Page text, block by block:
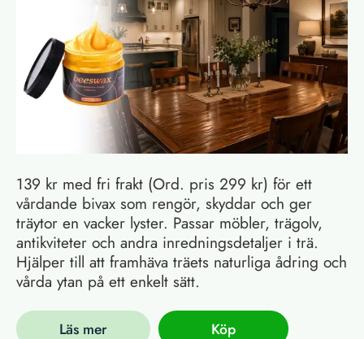
139 kr med fri frakt (Ord. pris 299 kr) för ett
vårdande bivax som rengör, skyddar och ger
träytor en vacker lyster. Passar möbler, trägolv,
antikviteter och andra inredningsdetaljer i trä.
Hjälper till att framhäva träets naturliga ådring och
vårda ytan på ett enkelt sätt.
Läs mer Köp